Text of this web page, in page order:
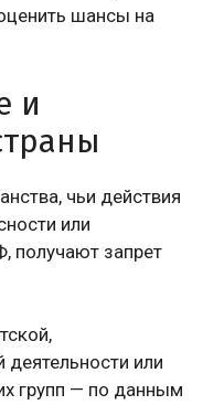
шансы на
и
чьи действия
или
получают запрет
деятельности или
групп — по данным